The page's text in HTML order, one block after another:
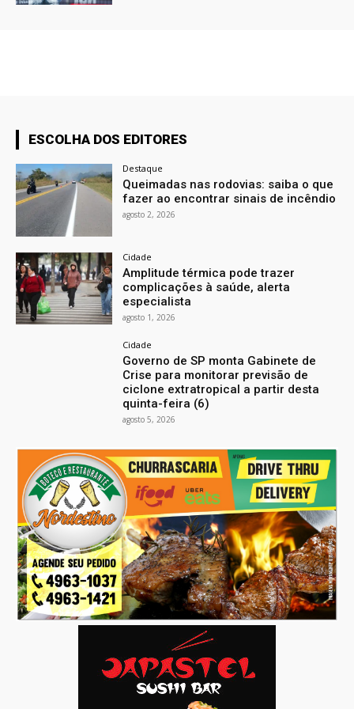
ESCOLHA DOS EDITORES
Destaque
Queimadas nas rodovias: saiba o que
fazer ao encontrar sinais de incêndio
agosto 2, 2026
Cidade
Amplitude térmica pode trazer
complicações à saúde, alerta
especialista
agosto 1, 2026
Cidade
Governo de SP monta Gabinete de
Crise para monitorar previsão de
ciclone extratropical a partir desta
quinta-feira (6)
agosto 5, 2026